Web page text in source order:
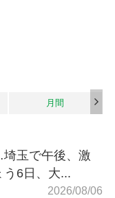
月間
玉で午後、激
6日、大...
2026/08/06